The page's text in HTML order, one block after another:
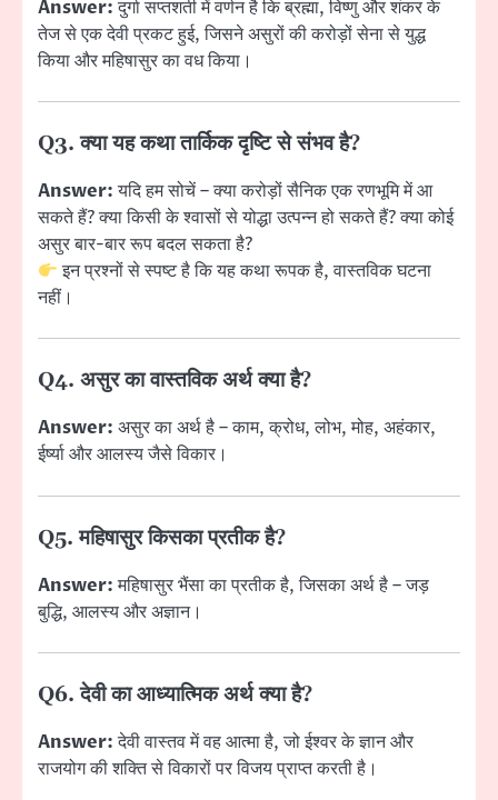
Answer:दुर्गा सप्तशती में वर्णन है कि ब्रह्मा, विष्णु और शंकर के
तेज से एक देवी प्रकट हुई, जिसने असुरों की करोड़ों सेना से युद्ध
किया और महिषासुर का वध किया।
Q3. क्या यह कथा तार्किक दृष्टि से संभव है?
Answer:यदि हम सोचें – क्या करोड़ों सैनिक एक रणभूमि में आ
सकते हैं? क्या किसी के श्वासों से योद्धा उत्पन्न हो सकते हैं? क्या कोई
असुर बार-बार रूप बदल सकता है?
इन प्रश्नों से स्पष्ट है कि यह कथा रूपक है, वास्तविक घटना
नहीं।
Q4. असुर का वास्तविक अर्थ क्या है?
Answer: असुर का अर्थ है – काम, क्रोध, लोभ, मोह, अहंकार,
ईर्ष्या और आलस्य जैसे विकार।
Q5. महिषासुर किसका प्रतीक है?
Answer:महिषासुर भैंसा का प्रतीक है, जिसका अर्थ है – जड़
बुद्धि, आलस्य और अज्ञान।
Q6. देवी का आध्यात्मिक अर्थ क्या है?
Answer:देवी वास्तव में वह आत्मा है, जो ईश्वर के ज्ञान और
राजयोग की शक्ति से विकारों पर विजय प्राप्त करती है।